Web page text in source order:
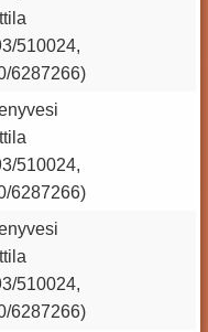
510024,
6287266)
510024,
6287266)
510024,
6287266)